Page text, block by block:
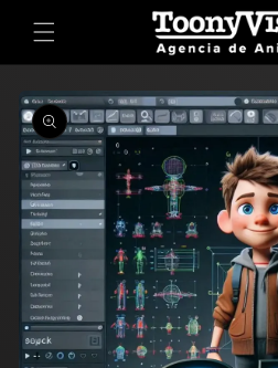
directamente
al contenido
Ir
a la
información
del producto